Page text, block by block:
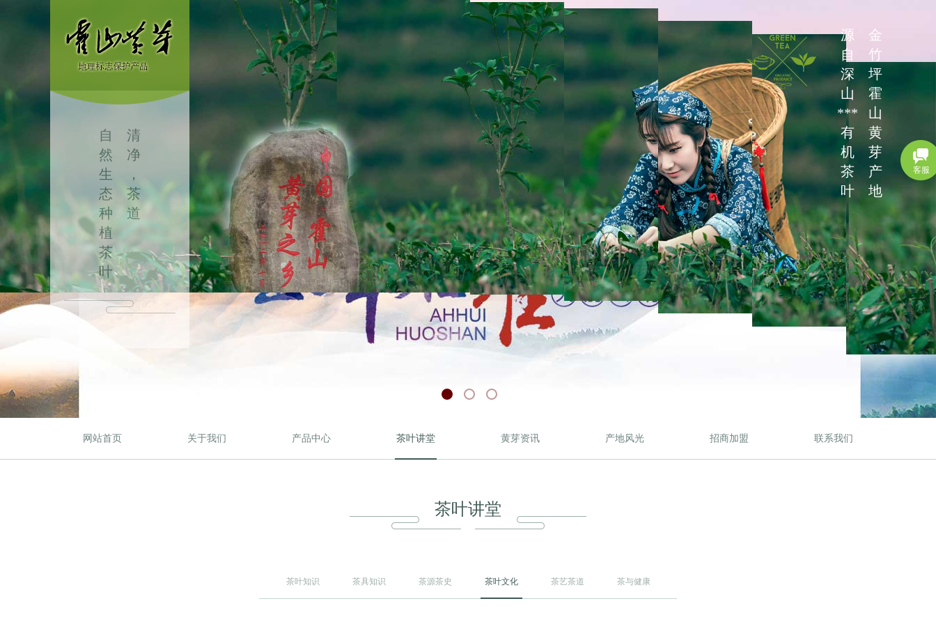
源
自
深
山
***
有
机
茶
叶
金
竹
坪
霍
山
黄
芽
产
地
自
然
生
态
种
植
茶
叶
清
净
，
茶
道
网站首页 关于我们 产品中心 茶叶讲堂 黄芽资讯 产地风光 招商加盟 联系我们
茶叶讲堂
茶叶知识 茶具知识 茶源茶史 茶叶文化 茶艺茶道 茶与健康
客服